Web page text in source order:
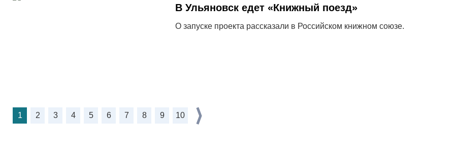
В Ульяновск едет «Книжный поезд»
О запуске проекта рассказали в Российском книжном союзе.
1 2 3 4 5 6 7 8 9 10